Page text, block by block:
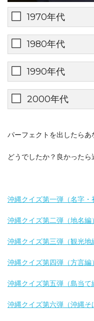
1970年代
1980年代
1990年代
2000年代
パーフェクトを出したらあ
どうでしたか？良かったら
沖縄クイズ第一弾（名字・
沖縄クイズ第二弾（地名編
沖縄クイズ第三弾（観光地
沖縄クイズ第四弾（方言編
沖縄クイズ第五弾（島当て
沖縄クイズ第六弾（沖縄そ